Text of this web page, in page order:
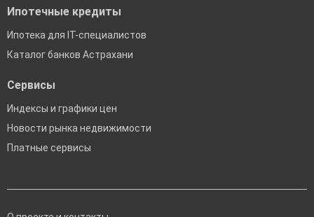
Ипотечные кредиты
Ипотека для IT-специалистов
Каталог банков Астрахани
Сервисы
Индексы и графики цен
Новости рынка недвижимости
Платные сервисы